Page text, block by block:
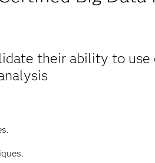
their ability to use